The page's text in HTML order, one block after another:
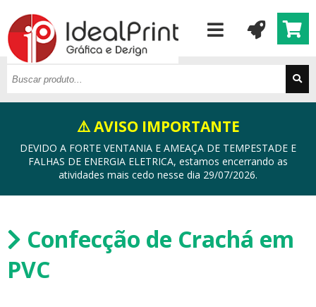
⚠️ AVISO IMPORTANTE
DEVIDO A FORTE VENTANIA E AMEAÇA DE TEMPESTADE E
FALHAS DE ENERGIA ELETRICA, estamos encerrando as
atividades mais cedo nesse dia 29/07/2026.
Confecção de Crachá em
PVC